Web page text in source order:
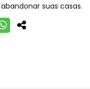
suas casas.